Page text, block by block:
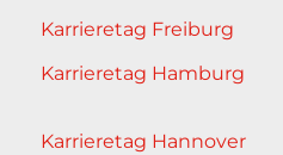
Karrieretag Freiburg
Karrieretag Hamburg
Karrieretag Hannover